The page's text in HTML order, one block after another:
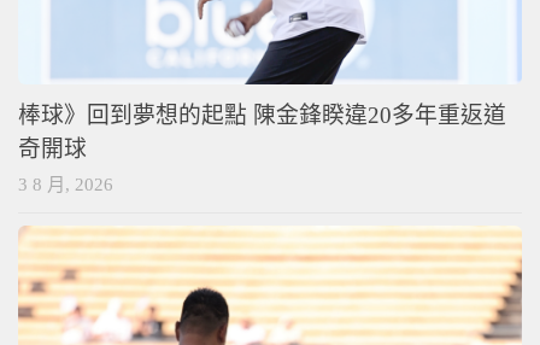
棒球》回到夢想的起點 陳金鋒睽違20多年重返道
奇開球
3 8 月, 2026